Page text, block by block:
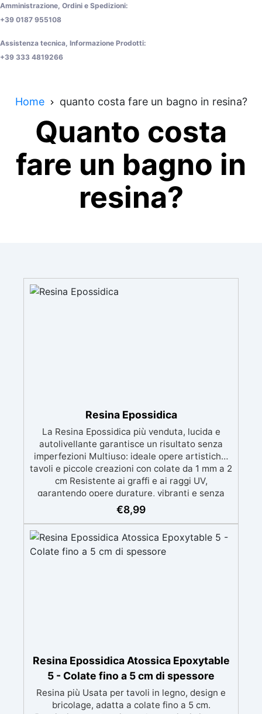
Amministrazione, Ordini e Spedizioni:
+39 0187 955108
Assistenza tecnica, Informazione Prodotti:
+39 333 4819266
Home quanto costa fare un bagno in resina?
Quanto costa
fare un bagno in
resina?
Resina Epossidica
La Resina Epossidica più venduta, lucida e
autolivellante garantisce un risultato senza
imperfezioni Multiuso: ideale opere artistiche,
tavoli e piccole creazioni con colate da 1 mm a 2
cm Resistente ai graffi e ai raggi UV,
garantendo opere durature, vibranti e senza
ingiallimenti nel tempo Bassa viscosità e
formula anti-bolle per risultati impeccabili,
Certificata Atossica post catalisi per contatto
con la pelle, BPA free e VoC Free
€8,99
Resina Epossidica Atossica Epoxytable
5 - Colate fino a 5 cm di spessore
Resina più Usata per tavoli in legno, design e
bricolage, adatta a colate fino a 5 cm.